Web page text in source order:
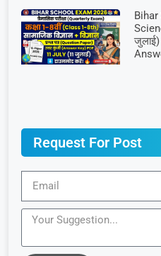
जुलाई)
Request For Post